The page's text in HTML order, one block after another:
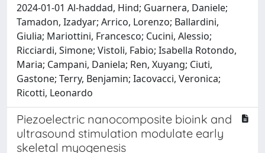
2024-01-01 Al‐haddad, Hind; Guarnera, Daniele;
Tamadon, Izadyar; Arrico, Lorenzo; Ballardini,
Giulia; Mariottini, Francesco; Cucini, Alessio;
Ricciardi, Simone; Vistoli, Fabio; Isabella Rotondo,
Maria; Campani, Daniela; Ren, Xuyang; Ciuti,
Gastone; Terry, Benjamin; Iacovacci, Veronica;
Ricotti, Leonardo
Piezoelectric nanocomposite bioink and
ultrasound stimulation modulate early
skeletal myogenesis